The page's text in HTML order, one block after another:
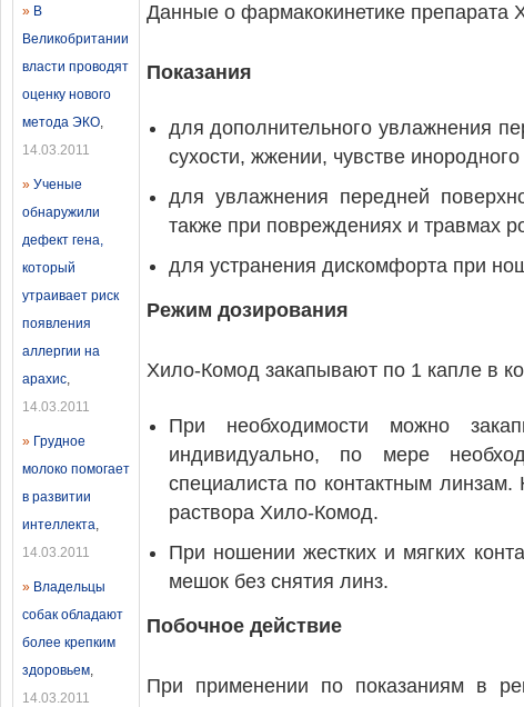
» В
Великобритании
власти проводят
оценку нового
метода ЭКО,
14.03.2011
» Ученые
обнаружили
дефект гена,
который
утраивает риск
появления
аллергии на
арахис,
14.03.2011
» Грудное
молоко помогает
в развитии
интеллекта,
14.03.2011
» Владельцы
собак обладают
более крепким
здоровьем,
14.03.2011
Данные о фармакокинетике препарата
Показания
для дополнительного увлажнения
сухости, жжении, чувстве инородного
для увлажнения передней
также при повреждениях и травмах
для устранения дискомфорта при
Режим дозирования
Хило-Комод закапывают по 1 капле в
При необходимости можно
индивидуально, по мере
специалиста по контактным
раствора Хило-Комод.
При ношении жестких и мягких
мешок без снятия линз.
Побочное действие
При применении по показаниям в